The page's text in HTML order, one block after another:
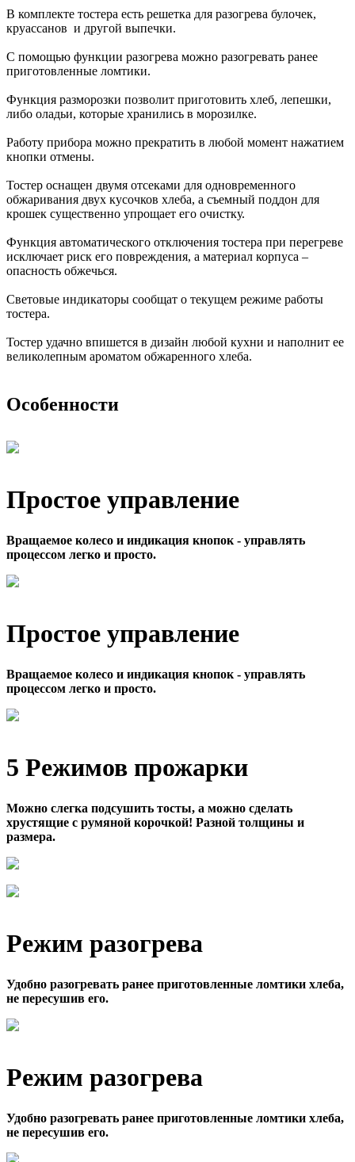
В комплекте тостера есть решетка для разогрева булочек,
круассанов и другой выпечки.
С помощью функции разогрева можно разогревать ранее
приготовленные ломтики.
Функция разморозки позволит приготовить хлеб, лепешки,
либо оладьи, которые хранились в морозилке.
Работу прибора можно прекратить в любой момент нажатием
кнопки отмены.
Тостер оснащен двумя отсеками для одновременного
обжаривания двух кусочков хлеба, а съемный поддон для
крошек существенно упрощает его очистку.
Функция автоматического отключения тостера при перегреве
исключает риск его повреждения, а материал корпуса –
опасность обжечься.
Световые индикаторы сообщат о текущем режиме работы
тостера.
Тостер удачно впишется в дизайн любой кухни и наполнит ее
великолепным ароматом обжаренного хлеба.
Особенности
Простое управление
Вращаемое колесо и индикация кнопок - управлять
процессом легко и просто.
Простое управление
Вращаемое колесо и индикация кнопок - управлять
процессом легко и просто.
5 Режимов прожарки
Можно слегка подсушить тосты, а можно сделать
хрустящие с румяной корочкой! Разной толщины и
размера.
Режим разогрева
Удобно разогревать ранее приготовленные ломтики хлеба,
не пересушив его.
Режим разогрева
Удобно разогревать ранее приготовленные ломтики хлеба,
не пересушив его.